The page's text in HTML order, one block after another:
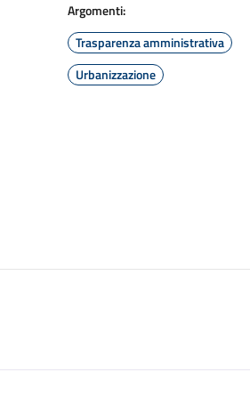
Argomenti:
Trasparenza amministrativa
Urbanizzazione